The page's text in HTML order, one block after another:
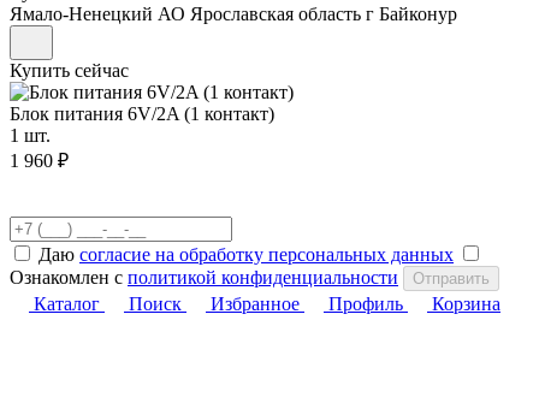
Ямало-Ненецкий АО Ярославская область г Байконур
Купить сейчас
Блок питания 6V/2A (1 контакт)
1 шт.
1 960 ₽
Даю согласие на обработку персональных данных
Ознакомлен с политикой конфиденциальности Отправить
Каталог Поиск Избранное Профиль Корзина